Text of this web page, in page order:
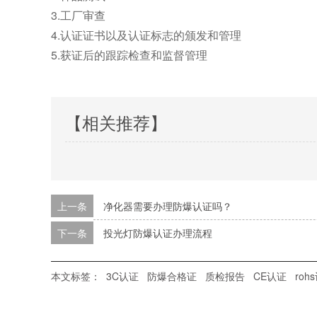
3.工厂审查
4.认证证书以及认证标志的颁发和管理
5.获证后的跟踪检查和监督管理
【相关推荐】
上一条
净化器需要办理防爆认证吗？
下一条
投光灯防爆认证办理流程
本文标签： 3C认证 防爆合格证 质检报告 CE认证